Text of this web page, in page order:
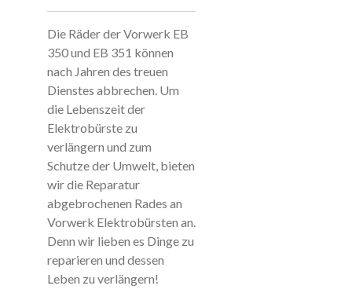
Die Räder der Vorwerk EB
350 und EB 351 können
nach Jahren des treuen
Dienstes abbrechen. Um
die Lebenszeit der
Elektrobürste zu
verlängern und zum
Schutze der Umwelt, bieten
wir die Reparatur
abgebrochenen Rades an
Vorwerk Elektrobürsten an.
Denn wir lieben es Dinge zu
reparieren und dessen
Leben zu verlängern!